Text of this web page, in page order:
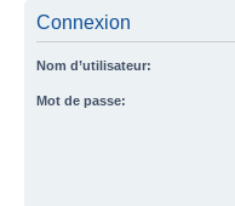
Connexion
Nom d’utilisateur:
Mot de passe: